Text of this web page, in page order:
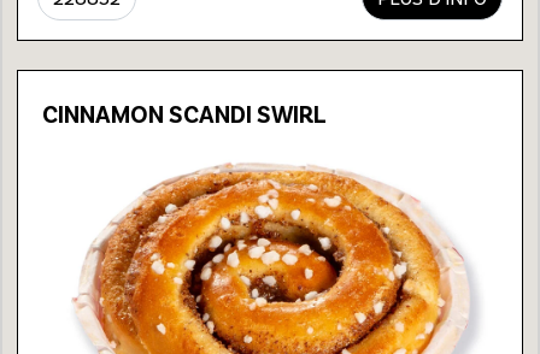
CINNAMON SCANDI SWIRL